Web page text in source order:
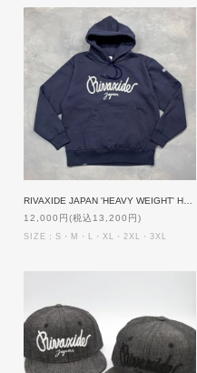
12,000円(税込13,200円)
SIZE：S・M・L・XL・2XL・3XL